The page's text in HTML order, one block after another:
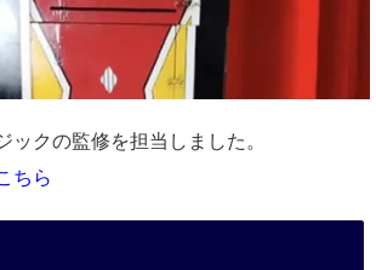
ックの監修を担当しました。
ちら